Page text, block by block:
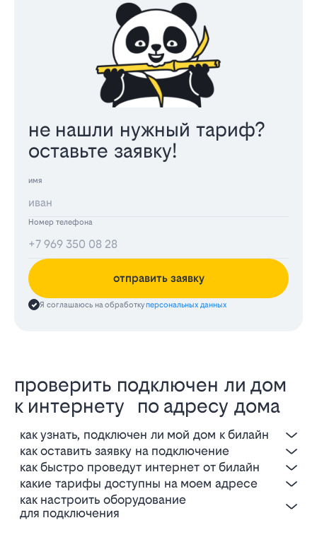
не нашли нужный тариф?
оставьте заявку!
имя
Номер телефона
отправить заявку
Я соглашаюсь на обработкуперсональных данных
проверить подключен ли дом
к интернету по адресу дома
как узнать, подключен ли мой дом к билайн
как оставить заявку на подключение
как быстро проведут интернет от билайн
какие тарифы доступны на моем адресе
как настроить оборудование
для подключения